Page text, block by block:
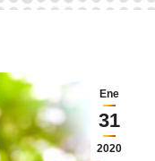
Ene
31
2020